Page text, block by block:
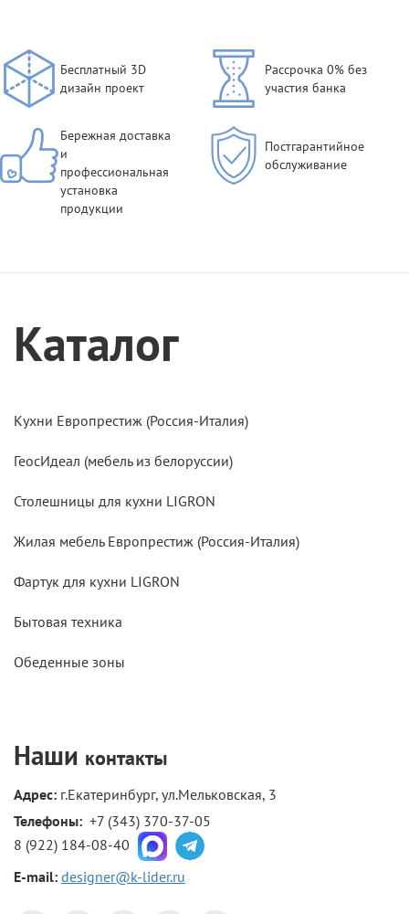
Бесплатный 3D
дизайн проект
Рассрочка 0% без
участия банка
Бережная доставка
и
профессиональная
установка
продукции
Постгарантийное
обслуживание
Каталог
Кухни Европрестиж (Россия-Италия)
ГеосИдеал (мебель из белоруссии)
Столешницы для кухни LIGRON
Жилая мебель Европрестиж (Россия-Италия)
Фартук для кухни LIGRON
Бытовая техника
Обеденные зоны
Наши контакты
Адрес: г.Екатеринбург, ул.Мельковская, 3
Телефоны: +7 (343) 370-37-05
8 (922) 184-08-40
E-mail: designer@k-lider.ru